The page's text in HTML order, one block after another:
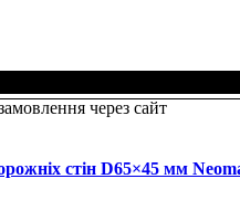
через сайт
стін D65×45 мм